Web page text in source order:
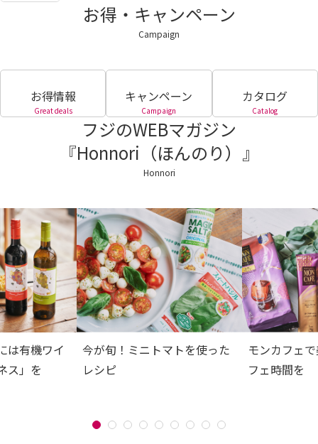
お得・キャンペーン
Campaign
お得情報
Great deals
キャンペーン
Campaign
カタログ
Catalog
フジのWEBマガジン
『Honnori（ほんのり）』
Honnori
は有機ワイ
ス」を
今が旬！ミニトマトを使った
レシピ
モンカフェ
フェ時間を